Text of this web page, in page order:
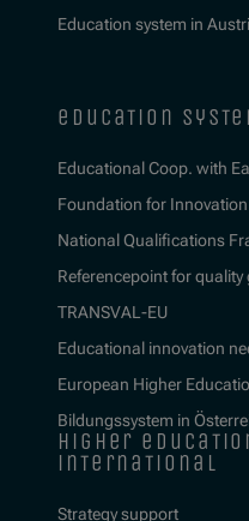
Education system in
education
Educational Coop. with
Foundation for
National Qualifications
Referencepoint for
TRANSVAL-EU
Educational innovation
European Higher
Bildungssystem in
higher
international
Strategy support